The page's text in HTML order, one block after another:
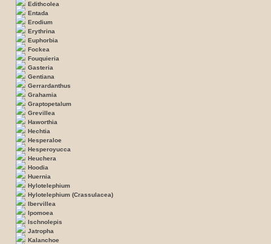
Edithcolea
Entada
Erodium
Erythrina
Euphorbia
Fockea
Fouquieria
Gasteria
Gentiana
Gerrardanthus
Grahamia
Graptopetalum
Grevillea
Haworthia
Hechtia
Hesperaloe
Hesperoyucca
Heuchera
Hoodia
Huernia
Hylotelephium
Hylotelephium (Crassulacea)
Ibervillea
Ipomoea
Ischnolepis
Jatropha
Kalanchoe